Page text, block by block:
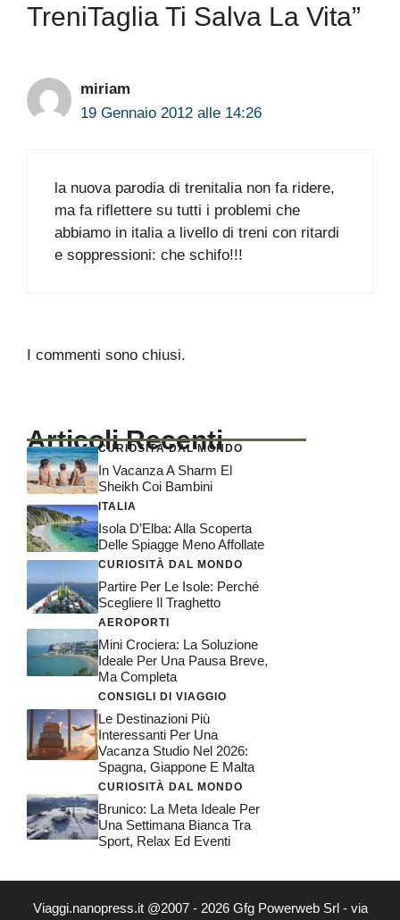
TreniTaglia Ti Salva La Vita”
miriam
19 Gennaio 2012 alle 14:26
la nuova parodia di trenitalia non fa ridere,
ma fa riflettere su tutti i problemi che
abbiamo in italia a livello di treni con ritardi
e soppressioni: che schifo!!!
I commenti sono chiusi.
Articoli Recenti
CURIOSITÀ DAL MONDO
In Vacanza A Sharm El
Sheikh Coi Bambini
ITALIA
Isola D’Elba: Alla Scoperta
Delle Spiagge Meno Affollate
CURIOSITÀ DAL MONDO
Partire Per Le Isole: Perché
Scegliere Il Traghetto
AEROPORTI
Mini Crociera: La Soluzione
Ideale Per Una Pausa Breve,
Ma Completa
CONSIGLI DI VIAGGIO
Le Destinazioni Più
Interessanti Per Una
Vacanza Studio Nel 2026:
Spagna, Giappone E Malta
CURIOSITÀ DAL MONDO
Brunico: La Meta Ideale Per
Una Settimana Bianca Tra
Sport, Relax Ed Eventi
Viaggi.nanopress.it @2007 - 2026 Gfg Powerweb Srl - via